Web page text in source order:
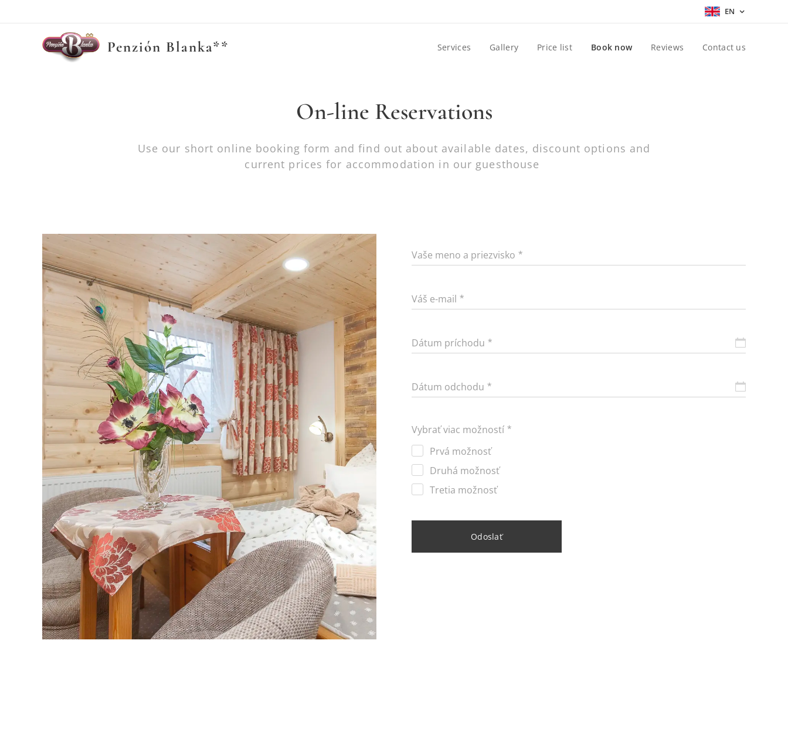
EN
Penzión Blanka** Services Gallery Price list Book now Reviews Contact us
On-line Reservations
Use our short online booking form and find out about available dates, discount options and
current prices for accommodation in our guesthouse
Vaše meno a priezvisko
Váš e-mail
Dátum príchodu
Dátum odchodu
Vybrať viac možností
Prvá možnosť
Druhá možnosť
Tretia možnosť
Odoslať